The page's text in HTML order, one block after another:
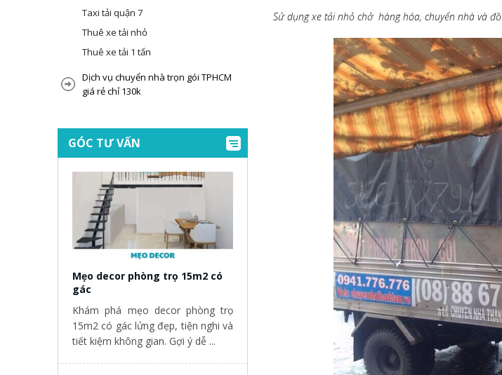
Taxi tải quận 7
Thuê xe tải nhỏ
Thuê xe tải 1 tấn
Dịch vụ chuyển nhà trọn gói TPHCM
giá rẻ chỉ 130k
GÓC TƯ VẤN
Mẹo decor phòng trọ 15m2 có
gác
Khám phá mẹo decor phòng trọ
15m2 có gác lửng đẹp, tiện nghi và
tiết kiệm không gian. Gợi ý dễ ...
Sử dụng xe tải nhỏ chở hàng hóa, chuyển nhà và